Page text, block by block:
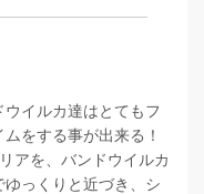
イルカ達はとてもフ
をする事が出来る！
アを、バンドウイルカ
っくりと近づき、シ